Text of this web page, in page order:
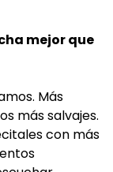
mejor que
Más
más salvajes.
con más